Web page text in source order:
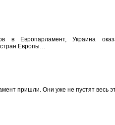
в Европарламент, Украина
стран Европы…
пришли. Они уже не пустят весь